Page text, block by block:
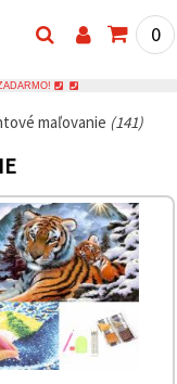
0
maľovanie (141)